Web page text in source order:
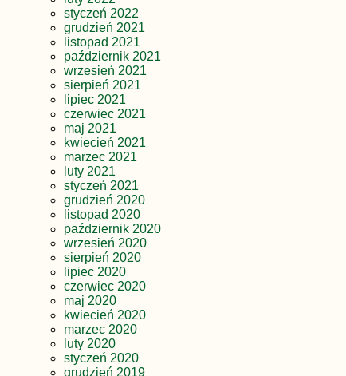
styczeń 2022
grudzień 2021
listopad 2021
październik 2021
wrzesień 2021
sierpień 2021
lipiec 2021
czerwiec 2021
maj 2021
kwiecień 2021
marzec 2021
luty 2021
styczeń 2021
grudzień 2020
listopad 2020
październik 2020
wrzesień 2020
sierpień 2020
lipiec 2020
czerwiec 2020
maj 2020
kwiecień 2020
marzec 2020
luty 2020
styczeń 2020
grudzień 2019